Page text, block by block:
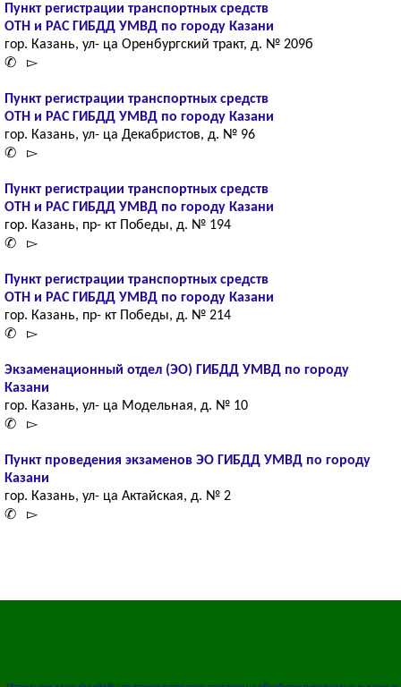
Пункт регистрации транспортных средств
ОТН и РАС ГИБДД УМВД по городу Казани
гор. Казань, ул- ца Оренбургский тракт, д. № 209б
✆ ▻
Пункт регистрации транспортных средств
ОТН и РАС ГИБДД УМВД по городу Казани
гор. Казань, ул- ца Декабристов, д. № 96
✆ ▻
Пункт регистрации транспортных средств
ОТН и РАС ГИБДД УМВД по городу Казани
гор. Казань, пр- кт Победы, д. № 194
✆ ▻
Пункт регистрации транспортных средств
ОТН и РАС ГИБДД УМВД по городу Казани
гор. Казань, пр- кт Победы, д. № 214
✆ ▻
Экзаменационный отдел (ЭО) ГИБДД УМВД по городу
Казани
гор. Казань, ул- ца Модельная, д. № 10
✆ ▻
Пункт проведения экзаменов ЭО ГИБДД УМВД по городу
Казани
гор. Казань, ул- ца Актайская, д. № 2
✆ ▻